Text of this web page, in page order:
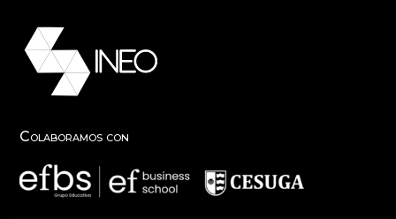
Colaboramos con